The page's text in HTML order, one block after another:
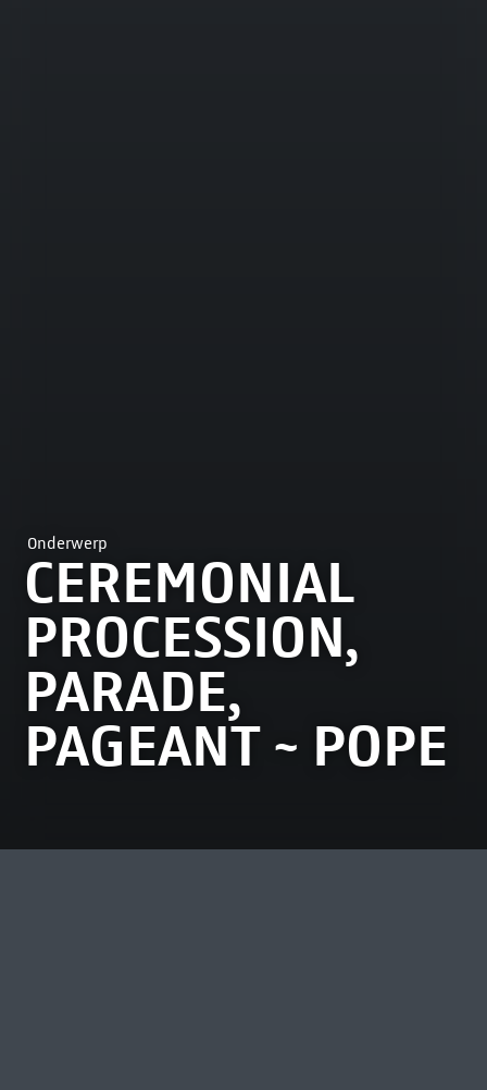
Onderwerp
CEREMONIAL
PROCESSION,
PARADE,
PAGEANT ~ POPE